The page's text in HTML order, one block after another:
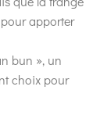
apporter
bun », un
choix pour